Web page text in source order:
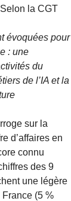
la CGT
évoquées pour
: une
du
de l’IA et la
sur la
d’affaires en
connu
des 9
une légère
(5 %